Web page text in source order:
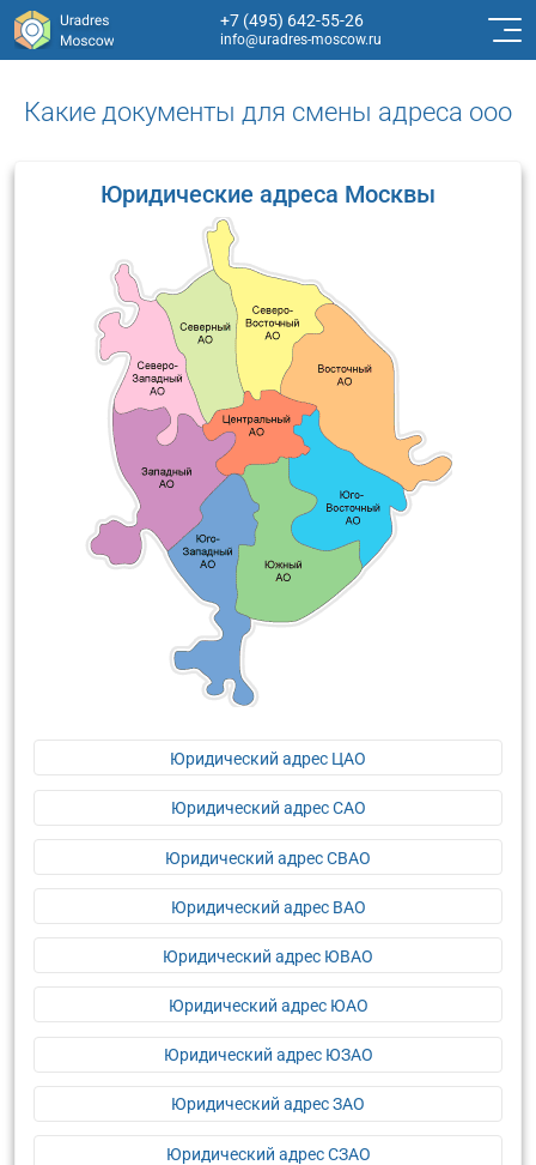
+7 (495) 642-55-26
info@uradres-moscow.ru
Какие документы для смены адреса ооо
Юридические адреса Москвы
Юридический адрес ЦАО
Юридический адрес САО
Юридический адрес СВАО
Юридический адрес ВАО
Юридический адрес ЮВАО
Юридический адрес ЮАО
Юридический адрес ЮЗАО
Юридический адрес ЗАО
Юридический адрес СЗАО